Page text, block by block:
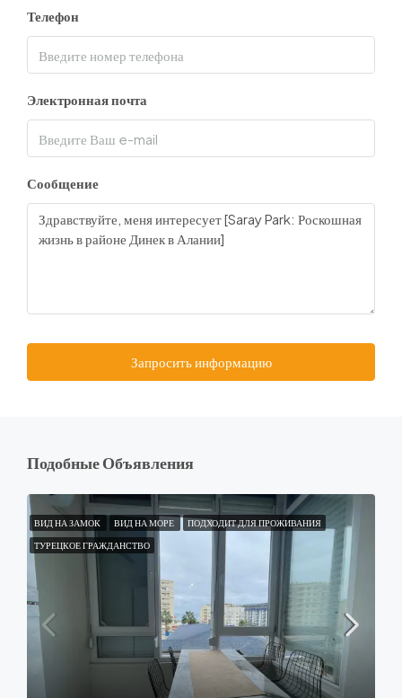
Телефон
Электронная почта
Сообщение
Запросить информацию
Подобные Объявления
ВИД НА ЗАМОК ВИД НА МОРЕ ПОДХОДИТ ДЛЯ ПРОЖИВАНИЯ
ТУРЕЦКОЕ ГРАЖДАНСТВО